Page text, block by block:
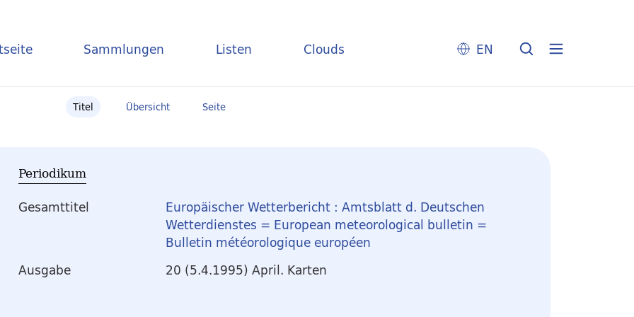
Sammlungen Listen Clouds EN
Titel Übersicht Seite
Periodikum
Gesamttitel
Europäischer Wetterbericht : Amtsblatt d. Deutschen
Wetterdienstes = European meteorological bulletin =
Bulletin météorologique européen
Ausgabe
20 (5.4.1995) April. Karten